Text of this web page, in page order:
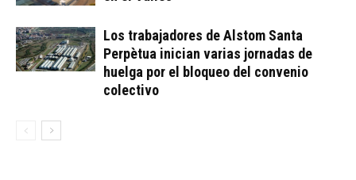
Los trabajadores de Alstom Santa
Perpètua inician varias jornadas de
huelga por el bloqueo del convenio
colectivo